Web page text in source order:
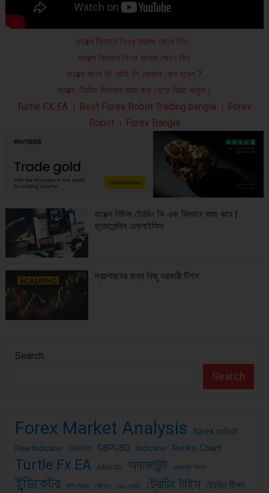
ফরেক্স কিভাবে পিওর ব্যবসা জেনে নিন…
ফরেক্স কিভাবে পিওর ব্যবসা জেনে নিন.
ফরেক্স বাংলা ভি .আই. পি মেম্বার কেন হবেন ?
ফরেক্স ট্রেডিং সিগনাল ক্রয় করা থেকে বিরত থাকুন।
Turtle FX EA । Best Forex Robot Trading bangla । Forex
Robot । Forex Bangla
ফরেক্স নিউজ ট্রেডিং কি এবং কিভাবে কাজ করে |
ফান্ডামেন্টাল এনালাইসিস
স্কাল্পারদের জন্য কিছু দরকারী টিপস
Search
Search
Forex Market Analysis forex robot
Free Indicator GBPJPY GBPUSD Indicator Renko Chart
Turtle Fx EA XAUUSD অ্যাকাউন্ট অ্যাকাউন্ট টাইপ
ইন্ডিকেটর কপি ট্রেড কৌশল গোল্ড ট্রেডিং ট্রেডিং টাইম ট্রেডিং টিপস